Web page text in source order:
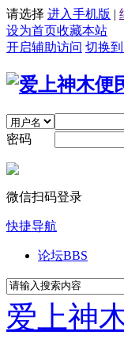
请选择 进入手机版 |
设为首页收藏本站
开启辅助访问 切换
密码
微信扫码登录
快捷导航
论坛BBS
爱上神